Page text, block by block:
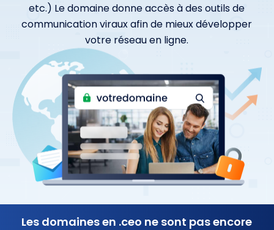
etc.) Le domaine donne accès à des outils de
communication viraux afin de mieux développer
votre réseau en ligne.
Les domaines en .ceo ne sont pas encore